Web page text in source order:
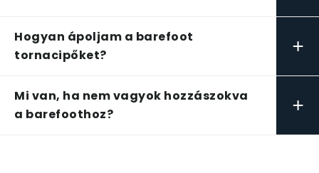
Hogyan ápoljam a barefoot
tornacipőket?
+
Mi van, ha nem vagyok hozzászokva
a barefoothoz?
+